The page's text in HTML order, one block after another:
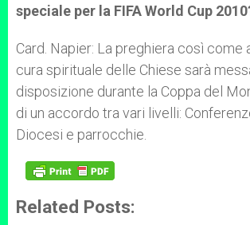
speciale per la FIFA World Cup
Card. Napier: La preghiera così come
cura spirituale delle Chiese sarà
disposizione durante la Coppa del
di un accordo tra vari livelli:
Diocesi e parrocchie.
Related Posts: